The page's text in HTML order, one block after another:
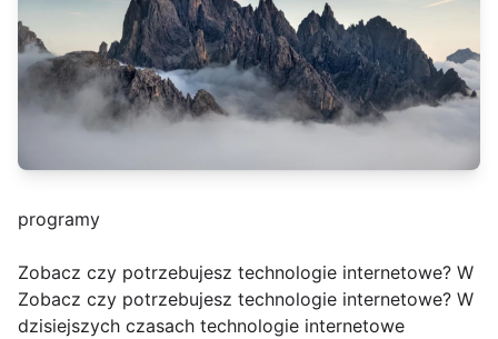
programy
Zobacz czy potrzebujesz technologie internetowe? W
Zobacz czy potrzebujesz technologie internetowe? W
dzisiejszych czasach technologie internetowe